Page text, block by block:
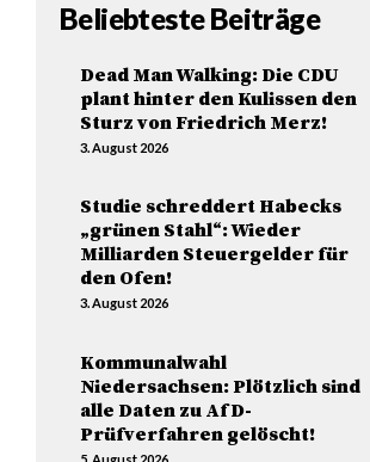
Beliebteste Beiträge
Dead Man Walking: Die CDU
plant hinter den Kulissen den
Sturz von Friedrich Merz!
3. August 2026
Studie schreddert Habecks
„grünen Stahl“: Wieder
Milliarden Steuergelder für
den Ofen!
3. August 2026
Kommunalwahl
Niedersachsen: Plötzlich sind
alle Daten zu AfD-
Prüfverfahren gelöscht!